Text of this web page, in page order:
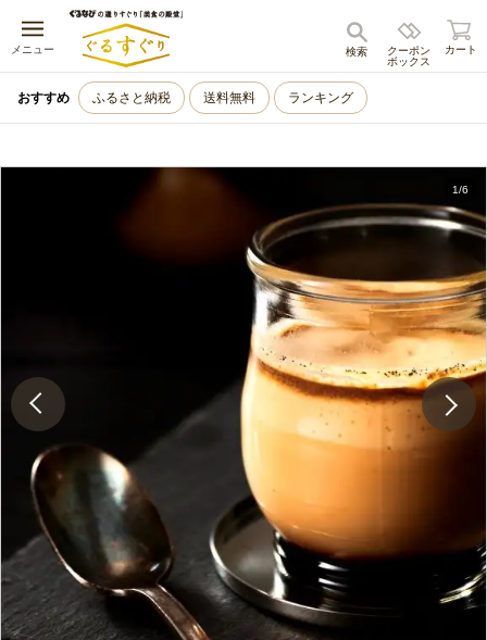
メニュー
キャンセル
クーポン
ボックス
検索 カート
おすすめ ふるさと納税 送料無料 ランキング
1/6